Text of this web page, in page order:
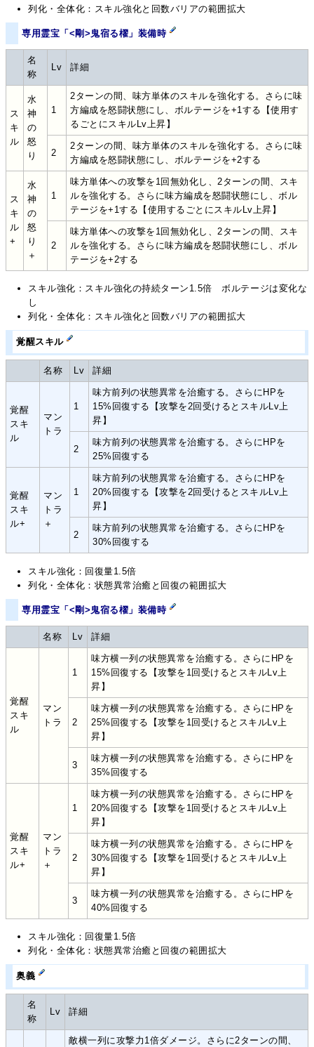
列化・全体化：スキル強化と回数バリアの範囲拡大
専用霊宝「<剛>鬼宿る櫂」装備時
名
称
Lv 詳細
ス
キ
ル
水
神
の
怒
り
1
2ターンの間、味方単体のスキルを強化する。さらに味
方編成を怒闘状態にし、ボルテージを+1する【使用す
るごとにスキルLv上昇】
2
2ターンの間、味方単体のスキルを強化する。さらに味
方編成を怒闘状態にし、ボルテージを+2する
ス
キ
ル
+
水
神
の
怒
り
＋
1
味方単体への攻撃を1回無効化し、2ターンの間、スキ
ルを強化する。さらに味方編成を怒闘状態にし、ボル
テージを+1する【使用するごとにスキルLv上昇】
2
味方単体への攻撃を1回無効化し、2ターンの間、スキ
ルを強化する。さらに味方編成を怒闘状態にし、ボル
テージを+2する
スキル強化：スキル強化の持続ターン1.5倍 ボルテージは変化な
し
列化・全体化：スキル強化と回数バリアの範囲拡大
覚醒スキル
名称 Lv 詳細
覚醒
スキ
ル
マン
トラ
1
味方前列の状態異常を治癒する。さらにHPを
15%回復する【攻撃を2回受けるとスキルLv上
昇】
2
味方前列の状態異常を治癒する。さらにHPを
25%回復する
覚醒
スキ
ル+
マン
トラ
＋
1
味方前列の状態異常を治癒する。さらにHPを
20%回復する【攻撃を2回受けるとスキルLv上
昇】
2
味方前列の状態異常を治癒する。さらにHPを
30%回復する
スキル強化：回復量1.5倍
列化・全体化：状態異常治癒と回復の範囲拡大
専用霊宝「<剛>鬼宿る櫂」装備時
名称 Lv 詳細
覚醒
スキ
ル
マン
トラ
1
味方横一列の状態異常を治癒する。さらにHPを
15%回復する【攻撃を1回受けるとスキルLv上
昇】
2
味方横一列の状態異常を治癒する。さらにHPを
25%回復する【攻撃を1回受けるとスキルLv上
昇】
3
味方横一列の状態異常を治癒する。さらにHPを
35%回復する
覚醒
スキ
ル+
マン
トラ
＋
1
味方横一列の状態異常を治癒する。さらにHPを
20%回復する【攻撃を1回受けるとスキルLv上
昇】
2
味方横一列の状態異常を治癒する。さらにHPを
30%回復する【攻撃を1回受けるとスキルLv上
昇】
3
味方横一列の状態異常を治癒する。さらにHPを
40%回復する
スキル強化：回復量1.5倍
列化・全体化：状態異常治癒と回復の範囲拡大
奥義
名
称
Lv 詳細
敵横一列に攻撃力1倍ダメージ。さらに2ターンの間、